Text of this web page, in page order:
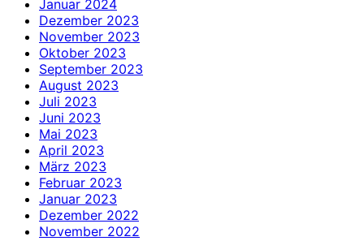
Januar 2024
Dezember 2023
November 2023
Oktober 2023
September 2023
August 2023
Juli 2023
Juni 2023
Mai 2023
April 2023
März 2023
Februar 2023
Januar 2023
Dezember 2022
November 2022